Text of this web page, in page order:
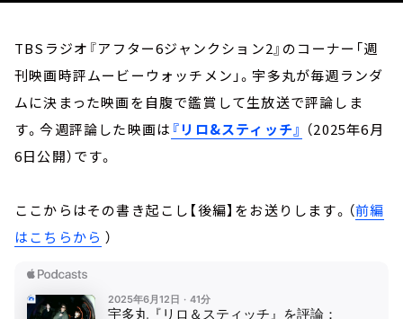
TBSラジオ『アフター6ジャンクション2』のコーナー「週
刊映画時評ムービーウォッチメン」。宇多丸が毎週ランダ
ムに決まった映画を自腹で鑑賞して生放送で評論しま
す。今週評論した映画は 『リロ&スティッチ』 （2025年6月
6日公開）です。
ここからはその書き起こし【後編】をお送りします。（前編
はこちらから ）